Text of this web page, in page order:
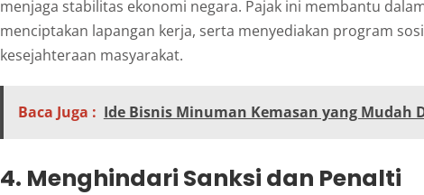
menjaga stabilitas ekonomi negara. Pajak ini membantu
menciptakan lapangan kerja, serta menyediakan program
kesejahteraan masyarakat.
Baca Juga : Ide Bisnis Minuman Kemasan yang Mudah
4. Menghindari Sanksi dan Penalti